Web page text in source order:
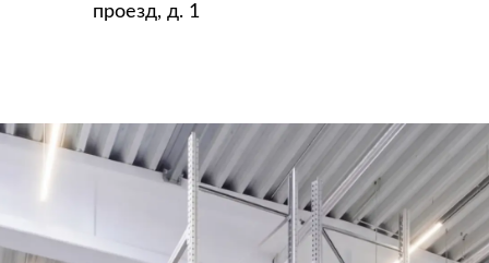
проезд, д. 1